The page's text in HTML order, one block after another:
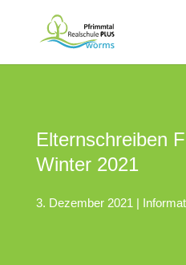
Elternschreiben
Winter 2021
3. Dezember 2021 |